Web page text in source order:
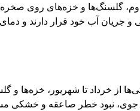
گلسنگ‌ها و خزه‌های روی
از خرداد تا شهریور،